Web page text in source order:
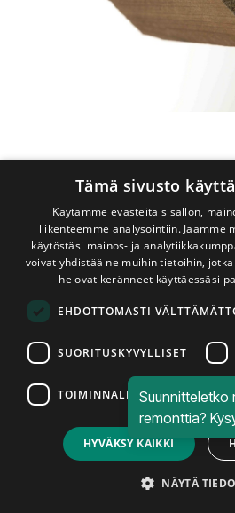
Price:
1,45€
Shop
Kestopuu Vihreä 50x50 mm
Kestopuu Vihreä
Kolmiorima AB-
Kolmiorima vihreäksi kyllästettynä.
kyllästysluokka on AB. Materiaalina
käytetty mäntyä. AB-luokan
pinnan yläpuolisissa
aitalaudoituksissa,
ulkoverhouksissa. AB-luokan
rakenteissa, jotka ovat
Suunnitteletko
remonttia?
Tämä sivusto
Käytämme evästeitä sisällön,
liikenteemme analysointiin. Jaamme
käytöstäsi mainos- ja
voivat yhdistää ne muihin tietoihin,
he ovat keränneet käyttäessäsi
EHDOTTOMASTI
SUORITUSKYVYLLISET
TOIMINNALLISET
HYVÄKSY KAIKKI
NÄYTÄ